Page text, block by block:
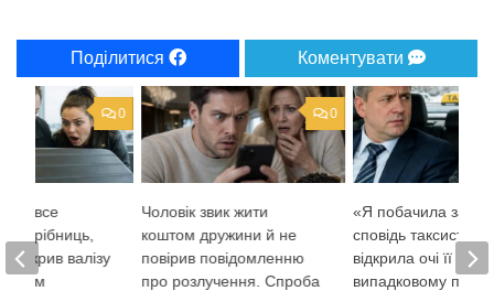
Поділитися Коментувати
0
Чоловік звик жити
коштом дружини й не
повірив повідомленню
про розлучення. Спроба
«Я побачила
сповідь таксистки
відкрила очі її
випадковому
0
що все
дрібниць,
валізу